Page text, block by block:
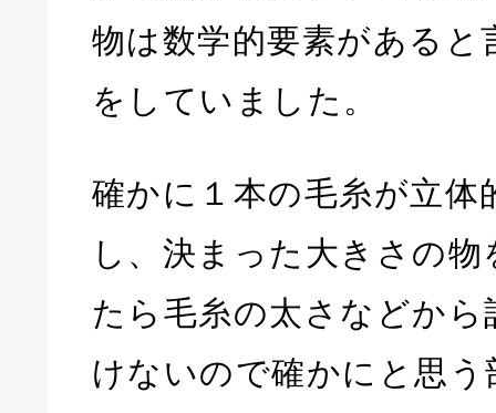
物は数学的要素があると
をしていました。
確かに１本の毛糸が立体
し、決まった大きさの
たら毛糸の太さなどか
けないので確かにと思